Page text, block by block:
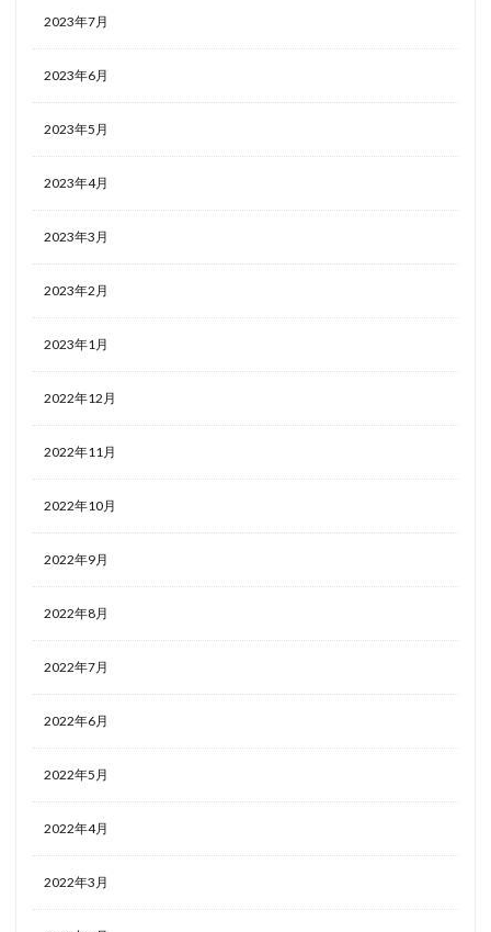
2023年7月
2023年6月
2023年5月
2023年4月
2023年3月
2023年2月
2023年1月
2022年12月
2022年11月
2022年10月
2022年9月
2022年8月
2022年7月
2022年6月
2022年5月
2022年4月
2022年3月